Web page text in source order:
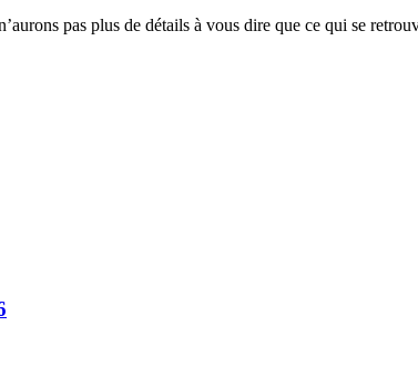
pas plus de détails à vous dire que ce qui se